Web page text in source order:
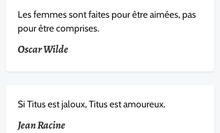
Les femmes sont faites pour être aimées, pas
pour être comprises.
Oscar Wilde
Si Titus est jaloux, Titus est amoureux.
Jean Racine